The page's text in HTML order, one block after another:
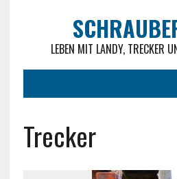
LEBEN MIT LANDY, TRECKER
Trecker